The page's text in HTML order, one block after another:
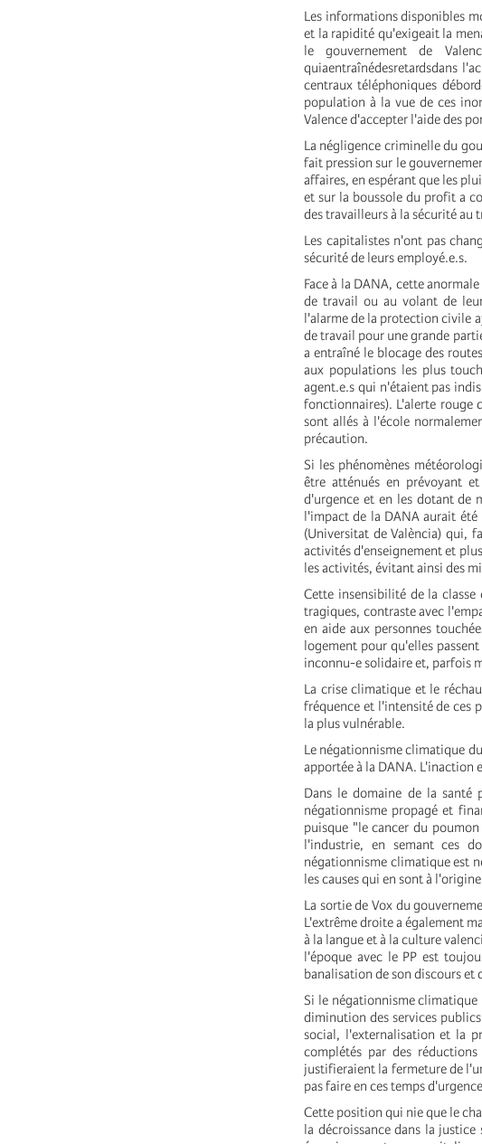
Les informations disponibles
et la rapidité qu'exigeait la
le gouvernement de
quiaentraînédesretardsdans
centraux téléphoniques
population à la vue de ces
Valence d'accepter l'aide des
La négligence criminelle du
fait pression sur le
affaires, en espérant que les
et sur la boussole du profit a
des travailleurs à la sécurité au
Les capitalistes n'ont pas
sécurité de leurs employé.e.s.
Face à la DANA, cette anormale
de travail ou au volant de
l'alarme de la protection civile
de travail pour une grande
a entraîné le blocage des
aux populations les plus
agent.e.s qui n'étaient pas
fonctionnaires). L'alerte rouge
sont allés à l'école
précaution.
Si les phénomènes
être atténués en prévoyant
d'urgence et en les dotant de
l'impact de la DANA aurait
(Universitat de València) qui,
activités d'enseignement et
les activités, évitant ainsi des
Cette insensibilité de la
tragiques, contraste avec
en aide aux personnes
logement pour qu'elles
inconnu-e solidaire et, parfois
La crise climatique et le
fréquence et l'intensité de ces
la plus vulnérable.
Le négationnisme climatique
apportée à la DANA. L'inaction
Dans le domaine de la santé
négationnisme propagé et
puisque "le cancer du
l'industrie, en semant ces
négationnisme climatique est
les causes qui en sont à
La sortie de Vox du
L'extrême droite a également
à la langue et à la culture
l'époque avec le PP est
banalisation de son discours et
Si le négationnisme
diminution des services
social, l'externalisation et la
complétés par des
justifieraient la fermeture de
pas faire en ces temps
Cette position qui nie que le
la décroissance dans la